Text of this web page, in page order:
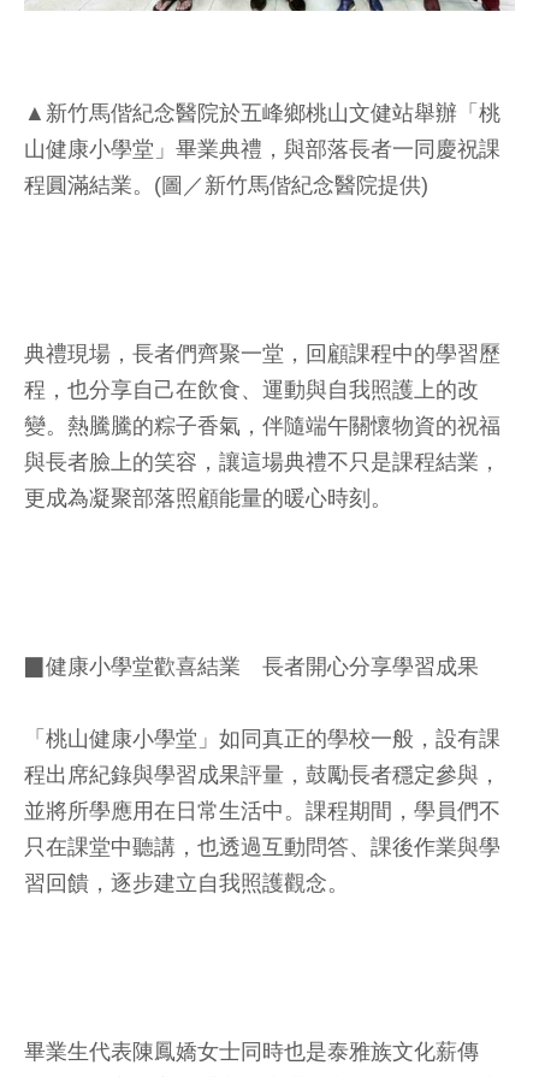
▲新竹馬偕紀念醫院於五峰鄉桃山文健站舉辦「桃
山健康小學堂」畢業典禮，與部落長者一同慶祝課
程圓滿結業。(圖／新竹馬偕紀念醫院提供)
典禮現場，長者們齊聚一堂，回顧課程中的學習歷
程，也分享自己在飲食、運動與自我照護上的改
變。熱騰騰的粽子香氣，伴隨端午關懷物資的祝福
與長者臉上的笑容，讓這場典禮不只是課程結業，
更成為凝聚部落照顧能量的暖心時刻。
▉健康小學堂歡喜結業 長者開心分享學習成果
「桃山健康小學堂」如同真正的學校一般，設有課
程出席紀錄與學習成果評量，鼓勵長者穩定參與，
並將所學應用在日常生活中。課程期間，學員們不
只在課堂中聽講，也透過互動問答、課後作業與學
習回饋，逐步建立自我照護觀念。
畢業生代表陳鳳嬌女士同時也是泰雅族文化薪傳